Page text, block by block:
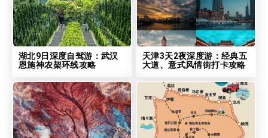
湖北9日深度自驾游：武汉
恩施神农架环线攻略
天津3天2夜深度游：经典五
大道、意式风情街打卡攻略